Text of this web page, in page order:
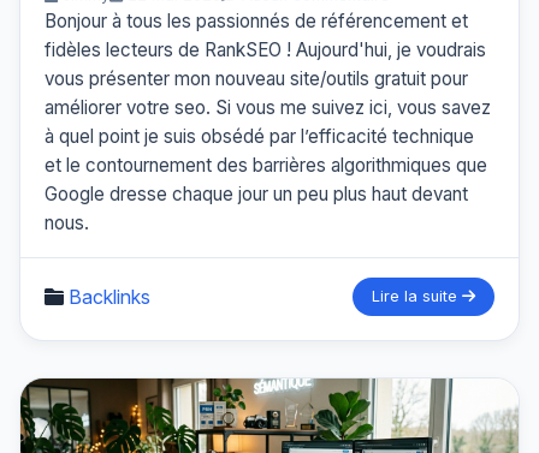
Bonjour à tous les passionnés de référencement et
fidèles lecteurs de RankSEO ! Aujourd'hui, je voudrais
vous présenter mon nouveau site/outils gratuit pour
améliorer votre seo. Si vous me suivez ici, vous savez
à quel point je suis obsédé par l’efficacité technique
et le contournement des barrières algorithmiques que
Google dresse chaque jour un peu plus haut devant
nous.
Backlinks Lire la suite